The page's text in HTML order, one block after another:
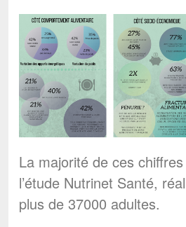
La majorité de ces
l’étude Nutrinet Santé,
plus de 37000 adultes.